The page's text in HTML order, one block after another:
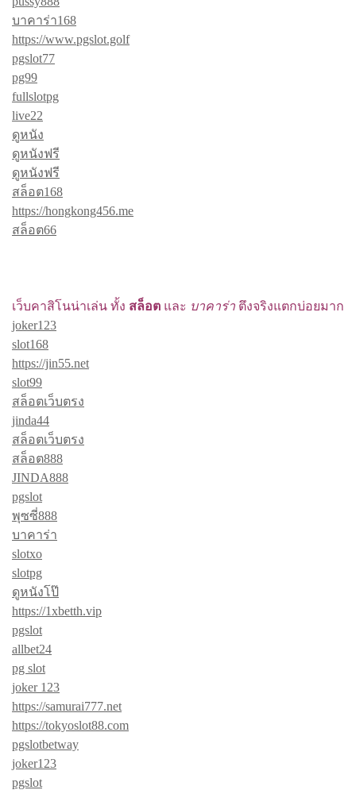
บาคาร่า168
https://www.pgslot.golf
pgslot77
pg99
fullslotpg
live22
ดูหนัง
ดูหนังฟรี
ดูหนังฟรี
สล็อต168
https://hongkong456.me
สล็อต66
เว็บคาสิโนน่าเล่น ทั้ง สล็อต และ บาคาร่า ตึงจริงแตกบ่อยมาก
joker123
slot168
https://jin55.net
slot99
สล็อตเว็บตรง
jinda44
สล็อตเว็บตรง
สล็อต888
JINDA888
pgslot
พุซซี่888
บาคาร่า
slotxo
slotpg
ดูหนังโป๊
https://1xbetth.vip
pgslot
allbet24
pg slot
joker 123
https://samurai777.net
https://tokyoslot88.com
pgslotbetway
joker123
pgslot